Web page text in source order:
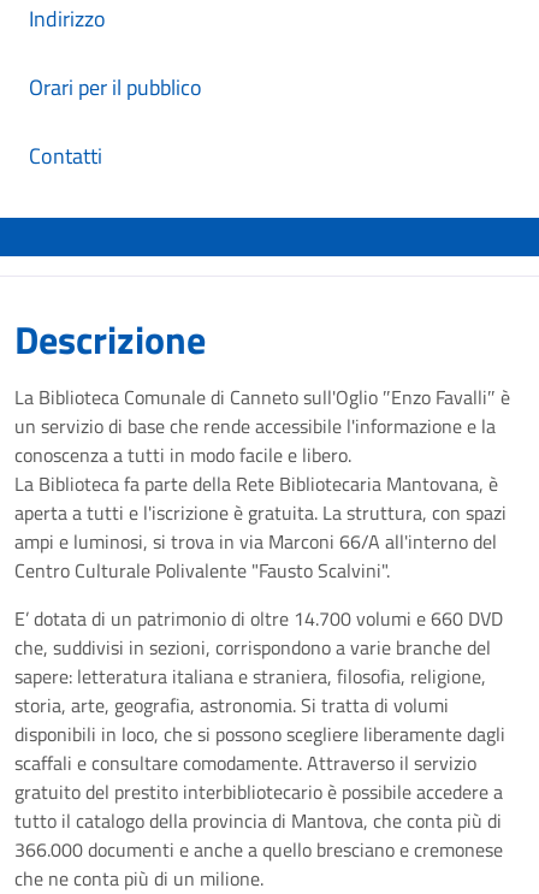
Indirizzo
Orari per il pubblico
Contatti
Descrizione
La Biblioteca Comunale di Canneto sull'Oglio ″Enzo Favalli″ è
un servizio di base che rende accessibile l'informazione e la
conoscenza a tutti in modo facile e libero.
La Biblioteca fa parte della Rete Bibliotecaria Mantovana, è
aperta a tutti e l'iscrizione è gratuita. La struttura, con spazi
ampi e luminosi, si trova in via Marconi 66/A all'interno del
Centro Culturale Polivalente "Fausto Scalvini".
E’ dotata di un patrimonio di oltre 14.700 volumi e 660 DVD
che, suddivisi in sezioni, corrispondono a varie branche del
sapere: letteratura italiana e straniera, filosofia, religione,
storia, arte, geografia, astronomia. Si tratta di volumi
disponibili in loco, che si possono scegliere liberamente dagli
scaffali e consultare comodamente. Attraverso il servizio
gratuito del prestito interbibliotecario è possibile accedere a
tutto il catalogo della provincia di Mantova, che conta più di
366.000 documenti e anche a quello bresciano e cremonese
che ne conta più di un milione.